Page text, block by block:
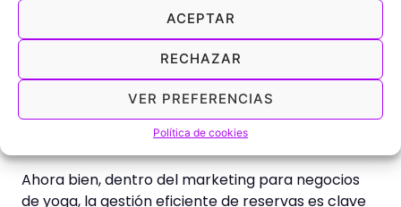
ACEPTAR
RECHAZAR
VER PREFERENCIAS
Política de cookies
implementa mejoras basadas en su
Cómo un sistema de reservas
puede optimizar tu negocio
Ahora bien, dentro del marketing para negocios
de yoga, la gestión eficiente de reservas es clave